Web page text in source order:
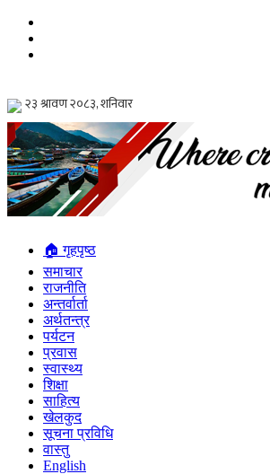
🏠 गृहपृष्ठ
समाचार
राजनीति
अन्तर्वार्ता
अर्थतन्त्र
पर्यटन
प्रवास
स्वास्थ्य
शिक्षा
साहित्य
खेलकुद
सूचना प्रविधि
वास्तु
English